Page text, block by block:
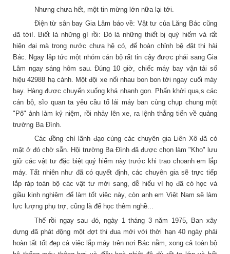
Nhưng chưa hết, một tin mừng lớn nữa lại tới.
Điện từ sân bay Gia Lâm báo về: Vật tư của Lăng Bác cũng
đã tới!. Biết là những gì rồi: Đó là những thiết bị quý hiếm và rất
hiện đại mà trong nước chưa hệ có, để hoàn chỉnh bệ đặt thi hài
Bác. Ngay lập tức một nhóm cán bộ rất tin cậy được phái sang Gia
Lâm ngay sáng hôm sau. Đúng 10 giờ, chiếc máy bay vận tải số
hiệu 42988 hạ cánh. Một đội xe nối nhau bon bon tới ngay cuối máy
bay. Hàng được chuyển xuống khá nhanh gọn. Phấn khởi qua,s các
cán bộ, sĩo quan ta yêu cầu tổ lái máy ban cùng chụp chung một
"Pô" ảnh làm kỷ niệm, rồi nhảy lên xe, ra lệnh thẳng tiến về quảng
trường Ba Đình.
Các đồng chí lãnh đạo cùng các chuyên gia Liên Xô đã có
mặt ở đó chờ sẵn. Hội trường Ba Đình đã được chọn làm "Kho" lưu
giữ các vật tư đặc biệt quý hiếm này trước khi trao choanh em lắp
máy. Tất nhiên như đã có quyết định, các chuyên gia sẽ trực tiếp
lắp ráp toàn bộ các vật tư mới sang, dễ hiểu vì họ đã có học và
giầu kinh nghiệm để làm tốt việc này, còn anh em Việt Nam sẽ làm
lực lượng phụ trợ, cũng là để học thêm nghề...
Thế rồi ngay sau đó, ngày 1 tháng 3 năm 1975, Ban xây
dựng đã phát động một đợt thi đua mới với thời hạn 40 ngày phải
hoàn tất tốt đẹp cả việc lắp máy trên nơi Bác nằm, xong cả toàn bộ